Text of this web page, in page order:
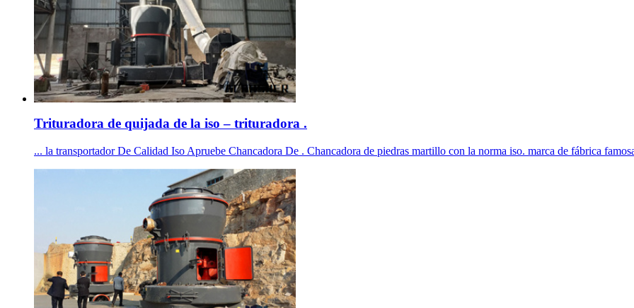
Trituradora de quijada de la iso – trituradora .
... la transportador De Calidad Iso Apruebe Chancadora De . Chancadora de piedras martillo con la norma iso. marca de fábrica